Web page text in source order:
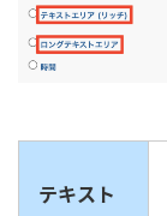
テキスト